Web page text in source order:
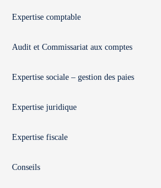
Expertise comptable
Audit et Commissariat aux comptes
Expertise sociale – gestion des paies
Expertise juridique
Expertise fiscale
Conseils